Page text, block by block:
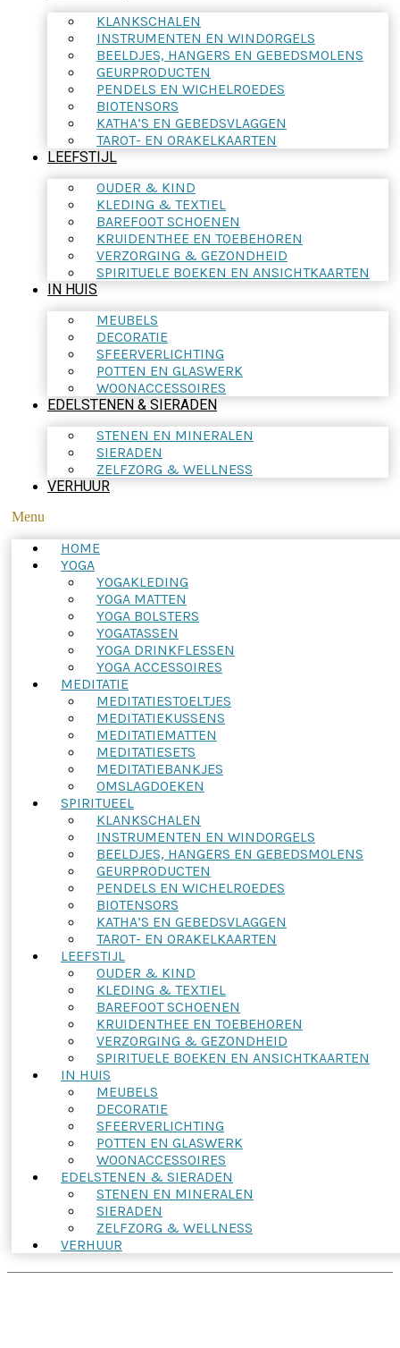
KLANKSCHALEN
INSTRUMENTEN EN WINDORGELS
BEELDJES, HANGERS EN GEBEDSMOLENS
GEURPRODUCTEN
PENDELS EN WICHELROEDES
BIOTENSORS
KATHA’S EN GEBEDSVLAGGEN
TAROT- EN ORAKELKAARTEN
LEEFSTIJL
OUDER & KIND
KLEDING & TEXTIEL
BAREFOOT SCHOENEN
KRUIDENTHEE EN TOEBEHOREN
VERZORGING & GEZONDHEID
SPIRITUELE BOEKEN EN ANSICHTKAARTEN
IN HUIS
MEUBELS
DECORATIE
SFEERVERLICHTING
POTTEN EN GLASWERK
WOONACCESSOIRES
EDELSTENEN & SIERADEN
STENEN EN MINERALEN
SIERADEN
ZELFZORG & WELLNESS
VERHUUR
Menu
HOME
YOGA
YOGAKLEDING
YOGA MATTEN
YOGA BOLSTERS
YOGATASSEN
YOGA DRINKFLESSEN
YOGA ACCESSOIRES
MEDITATIE
MEDITATIESTOELTJES
MEDITATIEKUSSENS
MEDITATIEMATTEN
MEDITATIESETS
MEDITATIEBANKJES
OMSLAGDOEKEN
SPIRITUEEL
KLANKSCHALEN
INSTRUMENTEN EN WINDORGELS
BEELDJES, HANGERS EN GEBEDSMOLENS
GEURPRODUCTEN
PENDELS EN WICHELROEDES
BIOTENSORS
KATHA’S EN GEBEDSVLAGGEN
TAROT- EN ORAKELKAARTEN
LEEFSTIJL
OUDER & KIND
KLEDING & TEXTIEL
BAREFOOT SCHOENEN
KRUIDENTHEE EN TOEBEHOREN
VERZORGING & GEZONDHEID
SPIRITUELE BOEKEN EN ANSICHTKAARTEN
IN HUIS
MEUBELS
DECORATIE
SFEERVERLICHTING
POTTEN EN GLASWERK
WOONACCESSOIRES
EDELSTENEN & SIERADEN
STENEN EN MINERALEN
SIERADEN
ZELFZORG & WELLNESS
VERHUUR